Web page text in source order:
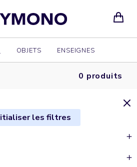
OBJETS ENSEIGNES
0 produits
les filtres